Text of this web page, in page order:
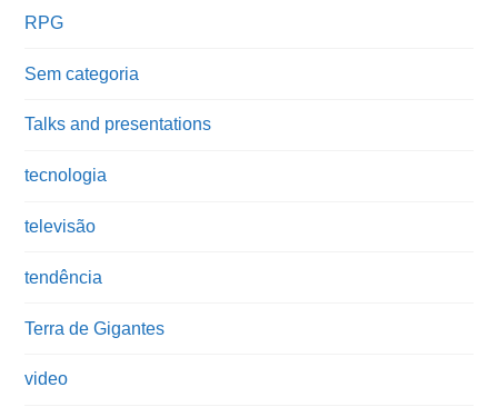
RPG
Sem categoria
Talks and presentations
tecnologia
televisão
tendência
Terra de Gigantes
video